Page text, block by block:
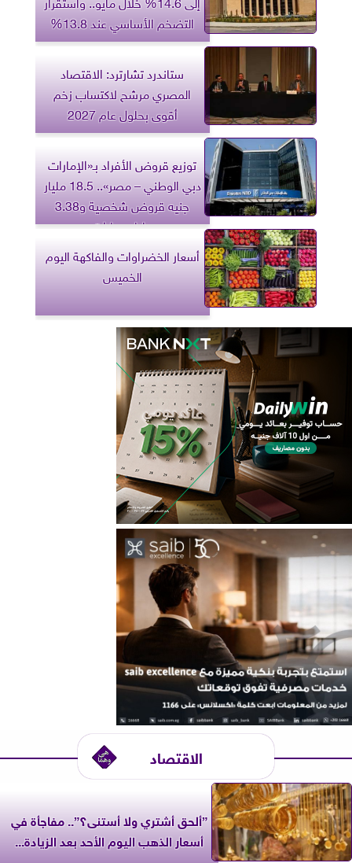
التضخم الأساسي عند 13.8%
ستاندرد تشارترد: الاقتصاد
المصري مرشح لاكتساب زخم
أقوى بحلول عام 2027
توزيع قروض الأفراد بـ«الإمارات
دبي الوطني – مصر».. 18.5 مليار
جنيه قروض شخصية و3.38
مليار سيارات
أسعار الخضراوات والفاكهة اليوم
الخميس
الاقتصاد
”ألحق أشتري ولا أستنى؟”.. مفاجأة في
أسعار الذهب اليوم الأحد بعد الزيادة...